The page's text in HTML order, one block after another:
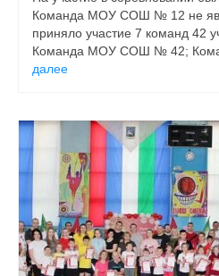
Команда МОУ СОШ № 12 не
приняло участие 7 команд 42
Команда МОУ СОШ № 42;
далее